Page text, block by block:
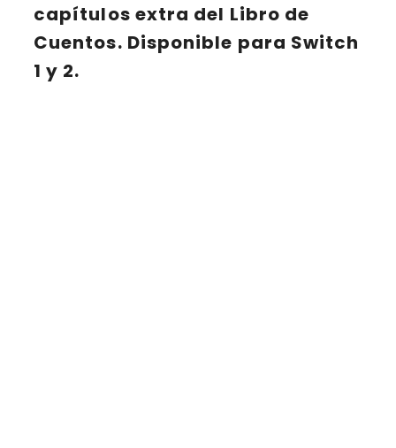
capítulos extra del Libro de
Cuentos. Disponible para Switch
1 y 2.